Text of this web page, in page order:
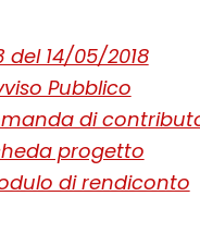
del 14/05/2018
Pubblico
di
progetto
di rendiconto